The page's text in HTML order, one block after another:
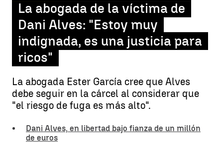
La abogada de la víctima de
Dani Alves: "Estoy muy
indignada, es una justicia para
ricos"
La abogada Ester García cree que Alves
debe seguir en la cárcel al considerar que
"el riesgo de fuga es más alto".
Dani Alves, en libertad bajo fianza de un millón
de euros